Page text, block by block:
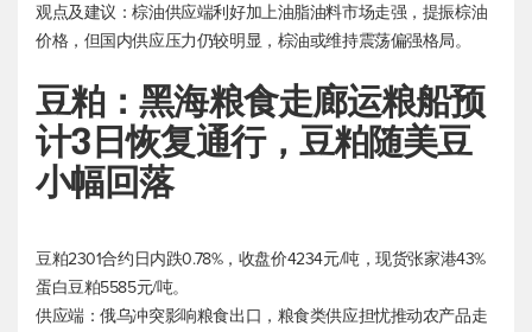
观点及建议：棕油供应端利好加上油脂油料市场走强，提振棕油
价格，但国内供应压力仍较明显，棕油或维持震荡偏强格局。
豆粕：黑海粮食走廊运粮船预
计3日恢复通行，豆粕随美豆
小幅回落
豆粕2301合约日内跌0.78%，收盘价4234元/吨，现货张家港43%
蛋白豆粕5585元/吨。
供应端：俄乌冲突影响粮食出口，粮食类供应担忧推动农产品走